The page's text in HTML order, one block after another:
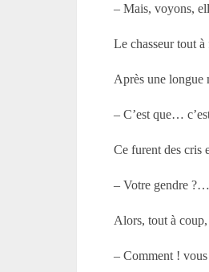
– Mais, voyons,
Le chasseur tout
Après une longue
– C’est que…
Ce furent des cris
– Votre gendre
Alors, tout à
– Comment !